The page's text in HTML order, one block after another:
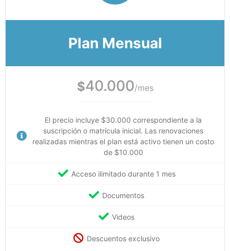
Plan Mensual
$40.000/mes
El precio incluye $30.000 correspondiente a la
suscripción o matrícula inicial. Las renovaciones
realizadas mientras el plan está activo tienen un costo
de $10.000
Acceso ilimitado durante 1 mes
Documentos
Videos
Descuentos exclusivo